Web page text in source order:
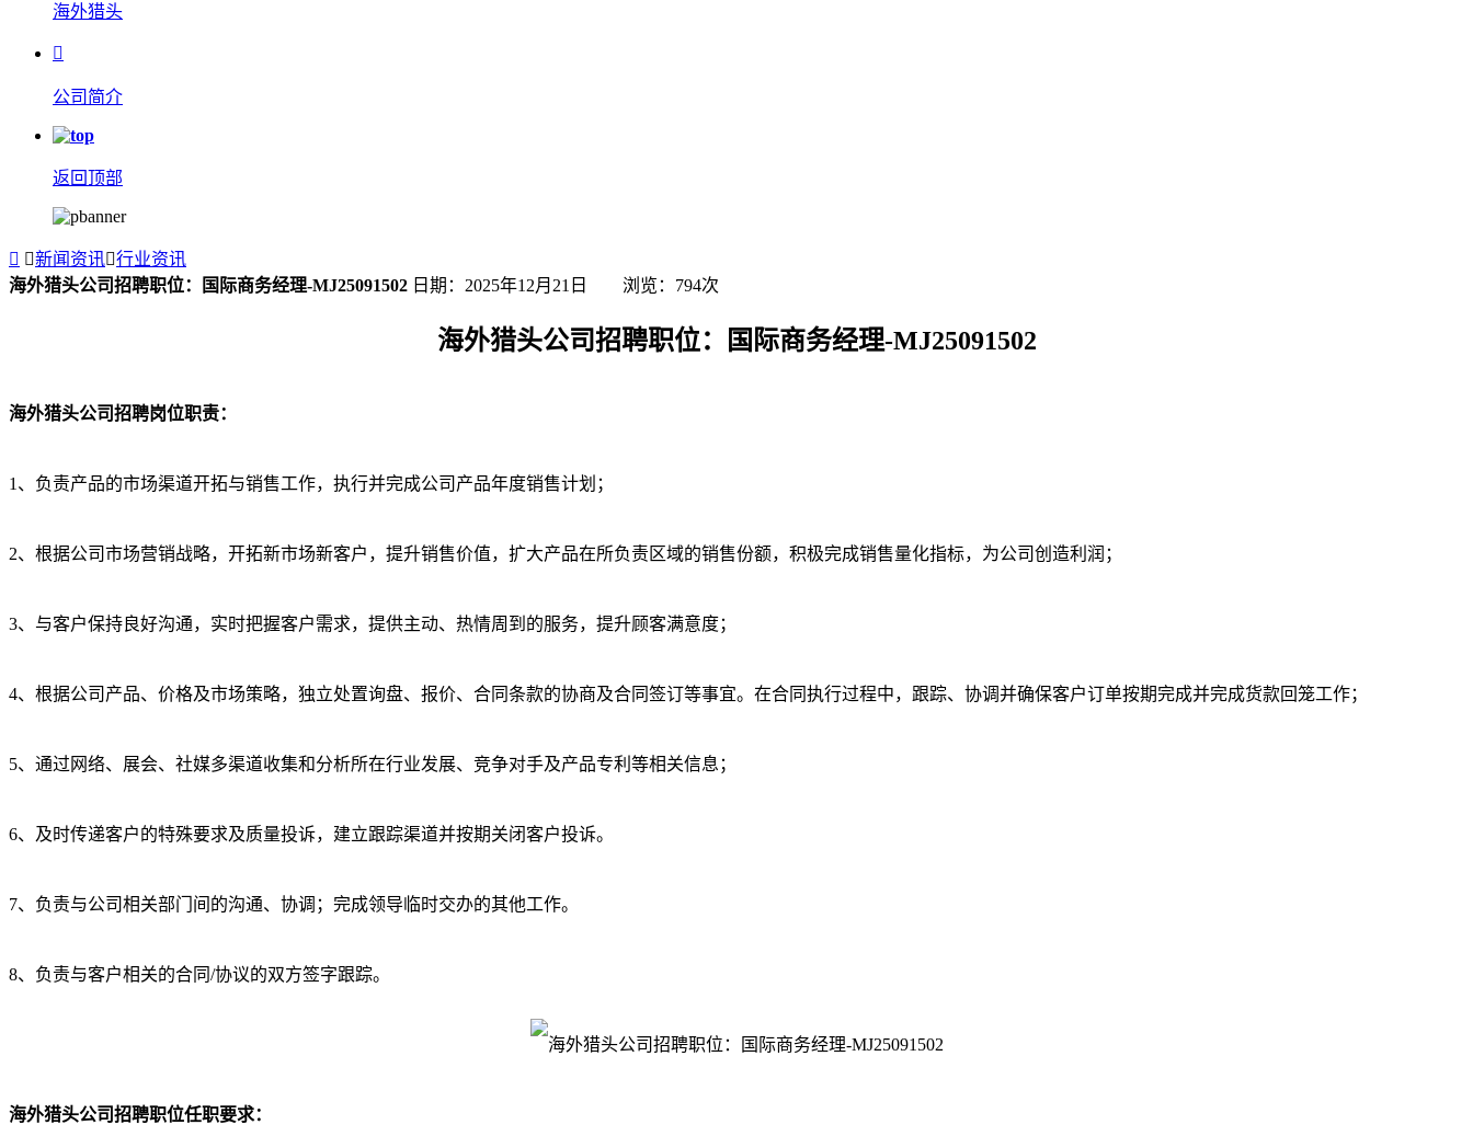
海外猎头

公司简介
返回顶部
 新闻资讯行业资讯
海外猎头公司招聘职位：国际商务经理-MJ25091502 日期：2025年12月21日 浏览： 794次
海外猎头公司招聘职位：国际商务经理-MJ25091502
海外猎头公司招聘岗位职责：
1、负责产品的市场渠道开拓与销售工作，执行并完成公司产品年度销售计划；
2、根据公司市场营销战略，开拓新市场新客户，提升销售价值，扩大产品在所负责区域的销售份额，积极完成销售量化指标，为公司创造利润；
3、与客户保持良好沟通，实时把握客户需求，提供主动、热情周到的服务，提升顾客满意度；
4、根据公司产品、价格及市场策略，独立处置询盘、报价、合同条款的协商及合同签订等事宜。在合同执行过程中，跟踪、协调并确保客户订单按期完成并完成货款回笼工作；
5、通过网络、展会、社媒多渠道收集和分析所在行业发展、竞争对手及产品专利等相关信息；
6、及时传递客户的特殊要求及质量投诉，建立跟踪渠道并按期关闭客户投诉。
7、负责与公司相关部门间的沟通、协调；完成领导临时交办的其他工作。
8、负责与客户相关的合同/协议的双方签字跟踪。
海外猎头公司招聘职位任职要求：